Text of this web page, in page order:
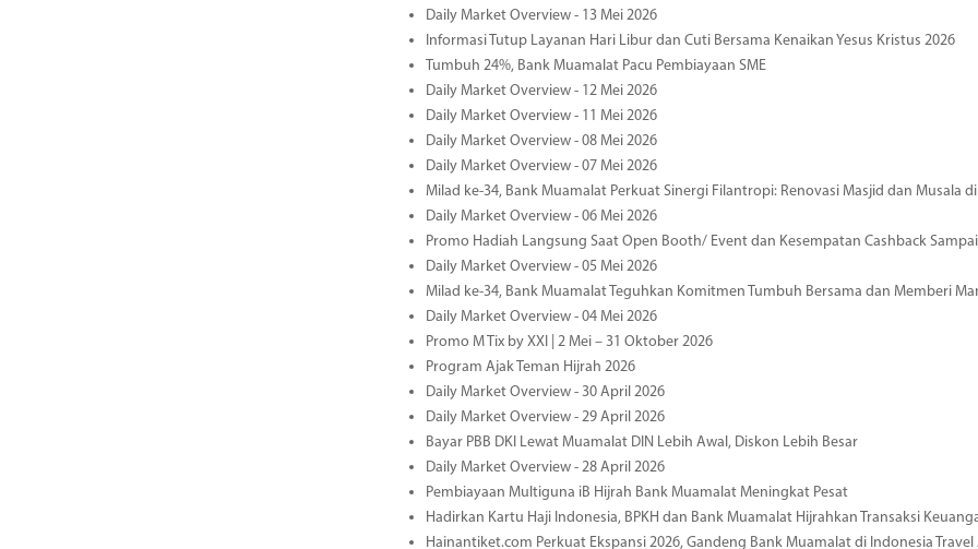
Daily Market Overview - 13 Mei 2026
Informasi Tutup Layanan Hari Libur dan Cuti Bersama Kenaikan Yesus Kristus 2026
Tumbuh 24%, Bank Muamalat Pacu Pembiayaan SME
Daily Market Overview - 12 Mei 2026
Daily Market Overview - 11 Mei 2026
Daily Market Overview - 08 Mei 2026
Daily Market Overview - 07 Mei 2026
Milad ke-34, Bank Muamalat Perkuat Sinergi Filantropi: Renovasi Masjid dan Musala
Daily Market Overview - 06 Mei 2026
Promo Hadiah Langsung Saat Open Booth/ Event dan Kesempatan Cashback
Daily Market Overview - 05 Mei 2026
Milad ke-34, Bank Muamalat Teguhkan Komitmen Tumbuh Bersama dan Memberi
Daily Market Overview - 04 Mei 2026
Promo M Tix by XXI | 2 Mei – 31 Oktober 2026
Program Ajak Teman Hijrah 2026
Daily Market Overview - 30 April 2026
Daily Market Overview - 29 April 2026
Bayar PBB DKI Lewat Muamalat DIN Lebih Awal, Diskon Lebih Besar
Daily Market Overview - 28 April 2026
Pembiayaan Multiguna iB Hijrah Bank Muamalat Meningkat Pesat
Hadirkan Kartu Haji Indonesia, BPKH dan Bank Muamalat Hijrahkan Transaksi
Hainantiket.com Perkuat Ekspansi 2026, Gandeng Bank Muamalat di Indonesia